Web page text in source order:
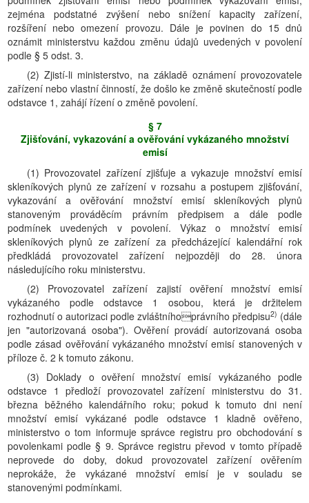
zejména podstatné zvýšení nebo snížení kapacity zařízení,
rozšíření nebo omezení provozu. Dále je povinen do 15 dnů
oznámit ministerstvu každou změnu údajů uvedených v povolení
podle § 5 odst. 3.
(2) Zjistí-li ministerstvo, na základě oznámení provozovatele
zařízení nebo vlastní činností, že došlo ke změně skutečností podle
odstavce 1, zahájí řízení o změně povolení.
§ 7
Zjišťování, vykazování a ověřování vykázaného množství
emisí
(1) Provozovatel zařízení zjišťuje a vykazuje množství emisí
skleníkových plynů ze zařízení v rozsahu a postupem zjišťování,
vykazování a ověřování množství emisí skleníkových plynů
stanoveným prováděcím právním předpisem a dále podle
podmínek uvedených v povolení. Výkaz o množství emisí
skleníkových plynů ze zařízení za předcházející kalendářní rok
předkládá provozovatel zařízení nejpozději do 28. února
následujícího roku ministerstvu.
(2) Provozovatel zařízení zajistí ověření množství emisí
vykázaného podle odstavce 1 osobou, která je držitelem
rozhodnutí o autorizaci podle zvláštníhoprávního předpisu2) (dále
jen "autorizovaná osoba"). Ověření provádí autorizovaná osoba
podle zásad ověřování vykázaného množství emisí stanovených v
příloze č. 2 k tomuto zákonu.
(3) Doklady o ověření množství emisí vykázaného podle
odstavce 1 předloží provozovatel zařízení ministerstvu do 31.
března běžného kalendářního roku; pokud k tomuto dni není
množství emisí vykázané podle odstavce 1 kladně ověřeno,
ministerstvo o tom informuje správce registru pro obchodování s
povolenkami podle § 9. Správce registru převod v tomto případě
neprovede do doby, dokud provozovatel zařízení ověřením
neprokáže, že vykázané množství emisí je v souladu se
stanovenými podmínkami.